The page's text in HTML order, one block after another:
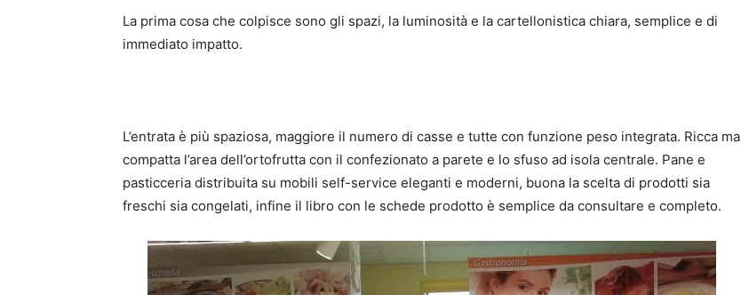
La prima cosa che colpisce sono gli spazi, la luminosità e la cartellonistica chiara, semplice e di
immediato impatto.
L’entrata è più spaziosa, maggiore il numero di casse e tutte con funzione peso integrata. Ricca ma
compatta l’area dell’ortofrutta con il confezionato a parete e lo sfuso ad isola centrale. Pane e
pasticceria distribuita su mobili self-service eleganti e moderni, buona la scelta di prodotti sia
freschi sia congelati, infine il libro con le schede prodotto è semplice da consultare e completo.